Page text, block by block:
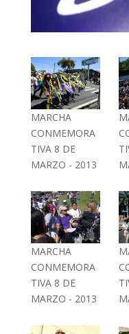
MARCHA
CONMEMORA
TIVA 8 DE
MARZO - 2013
MARCHA
CONMEMORA
TIVA 8 DE
MARZO - 2013